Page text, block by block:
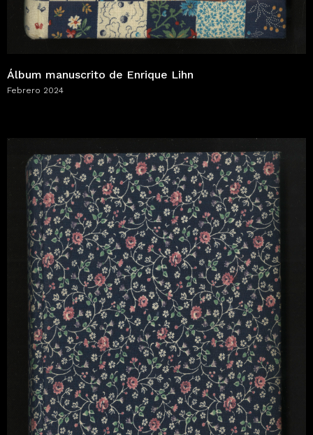
Álbum manuscrito de Enrique Lihn
Febrero 2024